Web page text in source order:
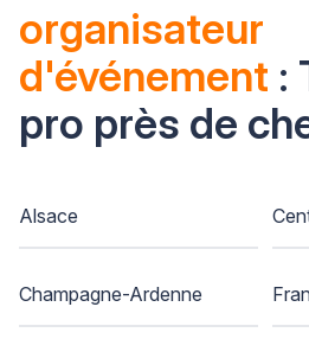
organisateur
d'événement :
pro près de
Alsace
Champagne-Ardenne